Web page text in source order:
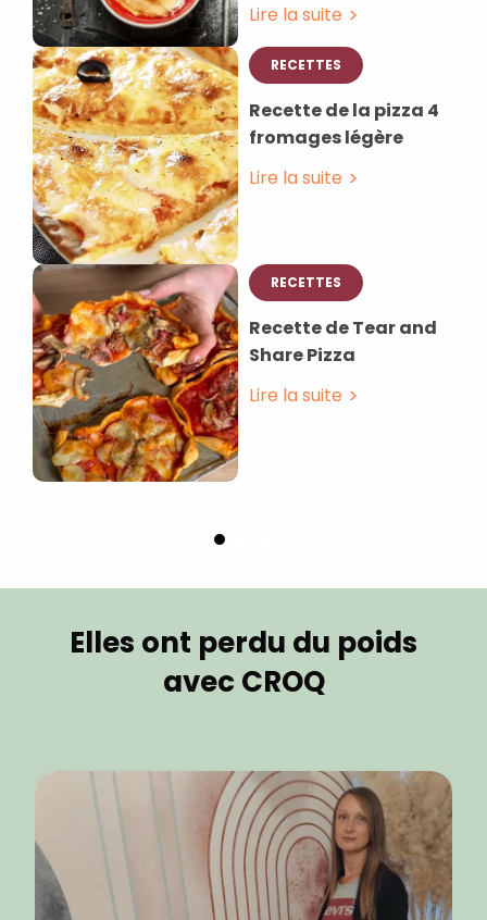
Lire la suite
RECETTES
Recette de la pizza 4
fromages légère
Lire la suite
RECETTES
Recette de Tear and
Share Pizza
Lire la suite
Elles ont perdu du poids
avec CROQ